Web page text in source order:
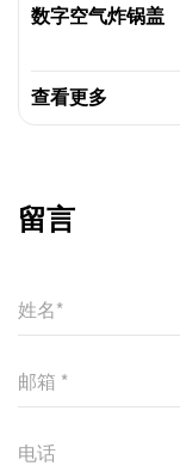
数字空气炸锅盖
查看更多
留言